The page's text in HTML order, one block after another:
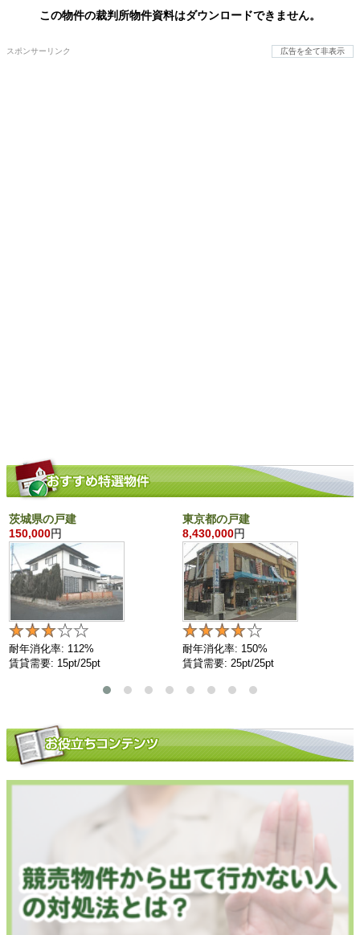
この物件の裁判所物件資料はダウンロードできません。
スポンサーリンク 広告を全て非表示
茨城県の戸建
150,000円
耐年消化率: 112%
賃貸需要: 15pt/25pt
東京都の戸建
8,430,000円
耐年消化率: 150%
賃貸需要: 25pt/25pt